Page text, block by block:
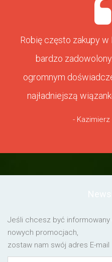
Robię często zakupy
bardzo
ogromnym
najładniejszą
- Kazimierz
Jeśli chcesz być informowany
nowych promocjach,
zostaw nam swój adres E-mail